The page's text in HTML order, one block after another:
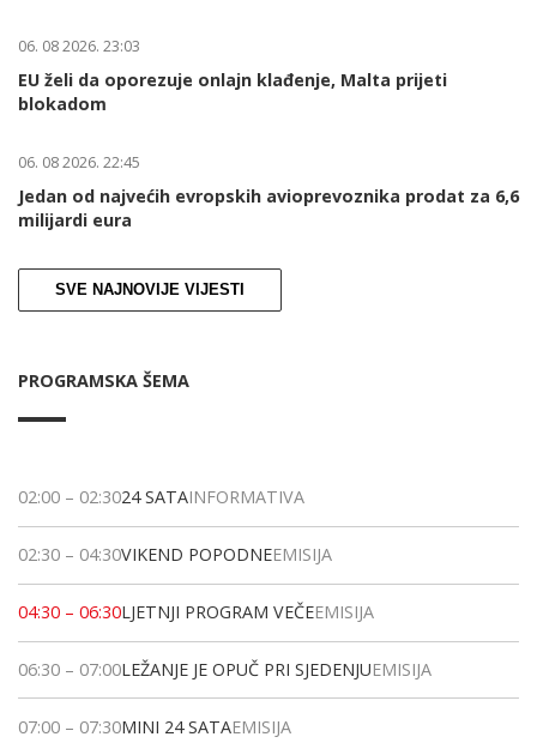
06. 08 2026. 23:03
EU želi da oporezuje onlajn klađenje, Malta prijeti
blokadom
06. 08 2026. 22:45
Jedan od najvećih evropskih avioprevoznika prodat za 6,6
milijardi eura
SVE NAJNOVIJE VIJESTI
PROGRAMSKA ŠEMA
02:00 – 02:3024 SATAINFORMATIVA
02:30 – 04:30VIKEND POPODNEEMISIJA
04:30 – 06:30LJETNJI PROGRAM VEČEEMISIJA
06:30 – 07:00LEŽANJE JE OPUČ PRI SJEDENJUEMISIJA
07:00 – 07:30MINI 24 SATAEMISIJA